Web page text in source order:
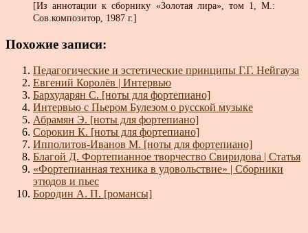
[Из аннотации к сборнику «Золотая лира», том 1, М.:
Сов.композитор, 1987 г.]
Похожие записи:
Педагогические и эстетические принципы Г.Г. Нейгауза
Евгений Королёв | Интервью
Бархударян С. [ноты для фортепиано]
Интервью с Пьером Булезом о русской музыке
Абрамян Э. [ноты для фортепиано]
Сорокин К. [ноты для фортепиано]
Ипполитов-Иванов М. [ноты для фортепиано]
Благой Д. Фортепианное творчество Свиридова | Статья
«Фортепианная техника в удовольствие» | Сборники
этюдов и пьес
Бородин А. П. [романсы]